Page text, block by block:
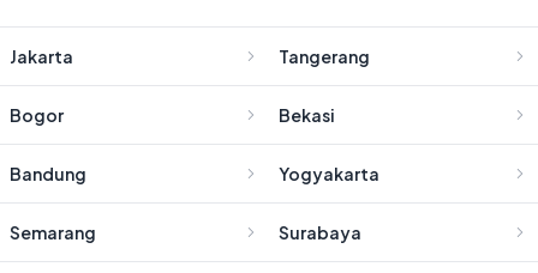
Jakarta Tangerang
Bogor Bekasi
Bandung Yogyakarta
Semarang Surabaya